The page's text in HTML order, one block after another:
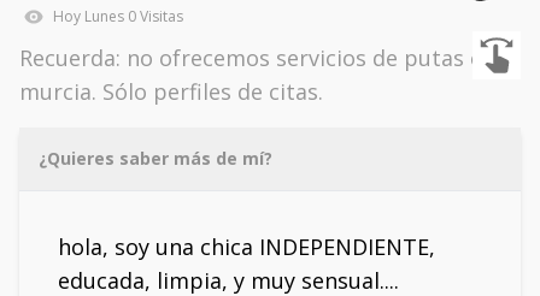
Hoy Lunes 0Visitas
Recuerda: no ofrecemos servicios de putas en
murcia. Sólo perfiles de citas.
¿Quieres saber más de mí?
hola, soy una chica INDEPENDIENTE,
educada, limpia, y muy sensual....